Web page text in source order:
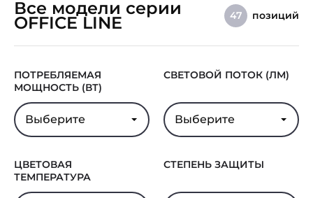
Все модели серии
OFFICE LINE 47 позиций
ПОТРЕБЛЯЕМАЯ
МОЩНОСТЬ (ВТ)
Выберите
СВЕТОВОЙ ПОТОК (ЛМ)
Выберите
ЦВЕТОВАЯ
ТЕМПЕРАТУРА
СТЕПЕНЬ ЗАЩИТЫ